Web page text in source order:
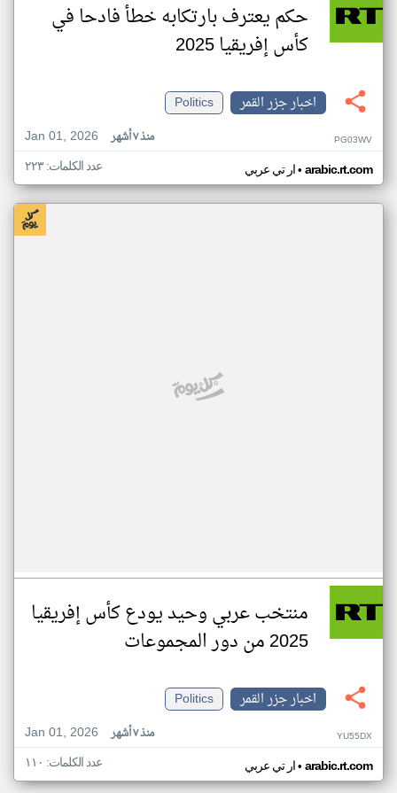
حكم يعترف بارتكابه خطأ فادحا في
كأس إفريقيا 2025
اخبار جزر القمر
Politics
Jan 01, 2026
منذ ٧ أشهر PG03WV
ار تي عربي• arabic.rt.com عدد الكلمات: ٢٢٣
منتخب عربي وحيد يودع كأس إفريقيا
2025 من دور المجموعات
اخبار جزر القمر
Politics
Jan 01, 2026
منذ ٧ أشهر YU55DX
ار تي عربي• arabic.rt.com عدد الكلمات: ١١٠